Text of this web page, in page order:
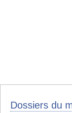
Dossiers du